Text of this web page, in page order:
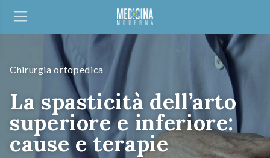
Chirurgia ortopedica
La spasticità dell’arto
superiore e inferiore:
cause e terapie